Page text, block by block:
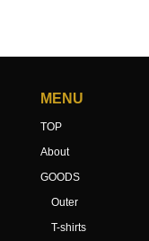
MENU
TOP
About
GOODS
Outer
T-shirts